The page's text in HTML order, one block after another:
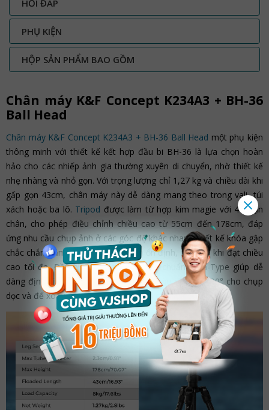
HỎI ĐÁP
PHỤ KIỆN
HỘP SẢN PHẨM BAO GỒM
Chân máy K&F Concept K234A3 + BH-36
Ball Head
Chân máy K&F Concept K234A3 + BH-36 Ball Head một phụ kiện
thông minh với thiết kế kết hợp đầu bi BH-36 là lựa chọn hoàn
hảo cho các nhiếp ảnh gia thường xuyên di chuyển, nhờ thiết kế
nhẹ nhàng và nhỏ gọn. Với trọng lượng chỉ 1,27 kg và chiều dài khi
gấp gọn 43cm, chân máy này dễ dàng mang theo trong vali, túi
xách hoặc ba lô. Tripod được làm từ hợp kim magie với 4 đoạn
chân, cho phép điều chỉnh chiều cao từ 55cm đến 178cm, đáp
ứng nhu cầu chụp ảnh ở các góc độ khác nhau. Thiết kế khóa gập
chắc chắn đảm bảo chân máy luôn ổn định, ngay cả khi đạt chiều
cao tối đa. Đầu bi BH-36 tương thích chuẩn Arca-Type giúp dễ
dàng định vị góc chụp chính xác, nhờ vào rãnh thả 90° cho chụp
dọc và đế xoay 360° hỗ trợ chụp toàn cảnh.